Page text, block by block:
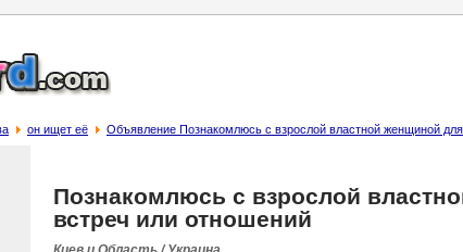
он ищет её Объявление Познакомлюсь с взрослой властной женщиной
Познакомлюсь с взрослой
встреч или отношений